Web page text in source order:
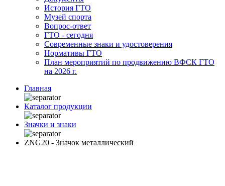
История ГТО
Музей спорта
Вопрос-ответ
ГТО - сегодня
Современные знаки и удостоверения
Нормативы ГТО
План мероприятий по продвижению ВФСК ГТО
на 2026 г.
Главная
Каталог продукции
Значки и знаки
ZNG20 - Значок металлический